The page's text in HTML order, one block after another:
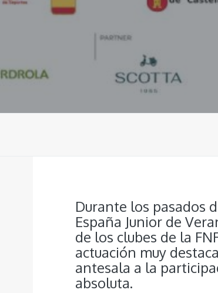
Durante los pasados
España Junior de
de los clubes de la
actuación muy
antesala a la
absoluta.